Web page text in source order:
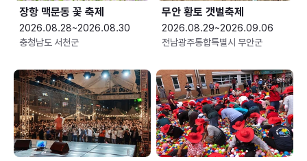
장항 맥문동 꽃 축제
2026.08.28~2026.08.30
충청남도 서천군
무안 황토 갯벌축제
2026.08.29~2026.09.06
전남광주통합특별시 무안군